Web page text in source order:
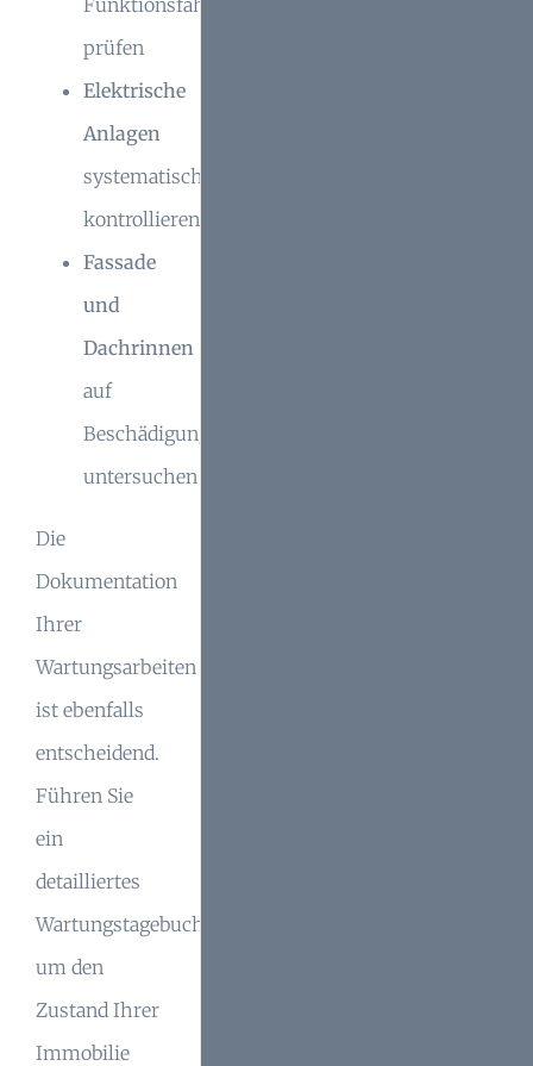
Funktionsfähigkeit
prüfen
Elektrische
Anlagen
systematisch
kontrollieren
Fassade
und
Dachrinnen
auf
Beschädigungen
untersuchen
Die
Dokumentation
Ihrer
Wartungsarbeiten
ist ebenfalls
entscheidend.
Führen Sie
ein
detailliertes
Wartungstagebuch,
um den
Zustand Ihrer
Immobilie